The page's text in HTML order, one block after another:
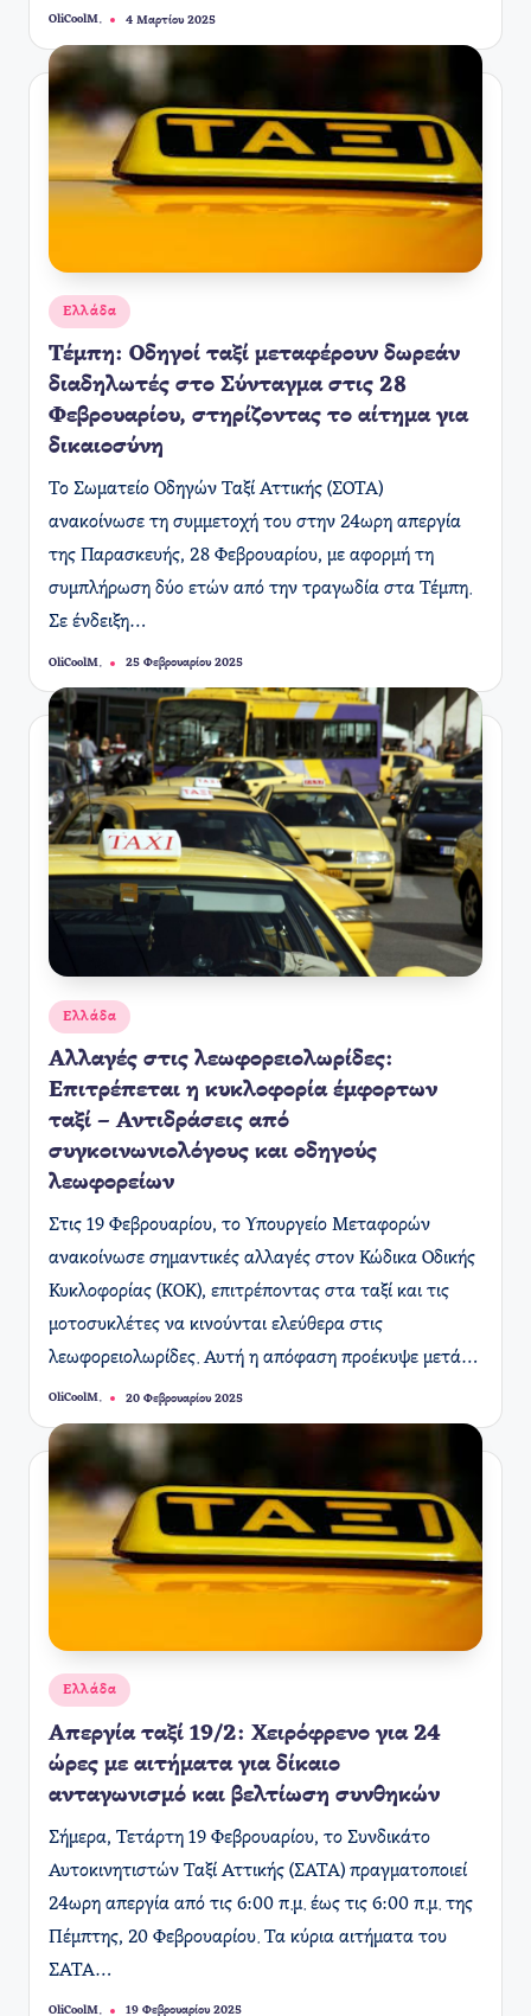
Συγγραφέας:
OliCoolM. 4 Μαρτίου 2025
Αναρτήθηκε
σε
Ελλάδα
Τέμπη: Οδηγοί ταξί μεταφέρουν δωρεάν
διαδηλωτές στο Σύνταγμα στις 28
Φεβρουαρίου, στηρίζοντας το αίτημα για
δικαιοσύνη
Το Σωματείο Οδηγών Ταξί Αττικής (ΣΟΤΑ)
ανακοίνωσε τη συμμετοχή του στην 24ωρη απεργία
της Παρασκευής, 28 Φεβρουαρίου, με αφορμή τη
συμπλήρωση δύο ετών από την τραγωδία στα Τέμπη.
Σε ένδειξη…
Συγγραφέας:
OliCoolM. 25 Φεβρουαρίου 2025
Αναρτήθηκε
σε
Ελλάδα
Αλλαγές στις λεωφορειολωρίδες:
Επιτρέπεται η κυκλοφορία έμφορτων
ταξί – Αντιδράσεις από
συγκοινωνιολόγους και οδηγούς
λεωφορείων
Στις 19 Φεβρουαρίου, το Υπουργείο Μεταφορών
ανακοίνωσε σημαντικές αλλαγές στον Κώδικα Οδικής
Κυκλοφορίας (ΚΟΚ), επιτρέποντας στα ταξί και τις
μοτοσυκλέτες να κινούνται ελεύθερα στις
λεωφορειολωρίδες. Αυτή η απόφαση προέκυψε μετά…
Συγγραφέας:
OliCoolM. 20 Φεβρουαρίου 2025
Αναρτήθηκε
Ελλάδα
Απεργία ταξί 19/2: Χειρόφρενο για 24
ώρες με αιτήματα για δίκαιο
ανταγωνισμό και βελτίωση συνθηκών
Σήμερα, Τετάρτη 19 Φεβρουαρίου, το Συνδικάτο
Αυτοκινητιστών Ταξί Αττικής (ΣΑΤΑ) πραγματοποιεί
24ωρη απεργία από τις 6:00 π.μ. έως τις 6:00 π.μ. της
Πέμπτης, 20 Φεβρουαρίου. Τα κύρια αιτήματα του
ΣΑΤΑ…
OliCoolM. 19 Φεβρουαρίου 2025